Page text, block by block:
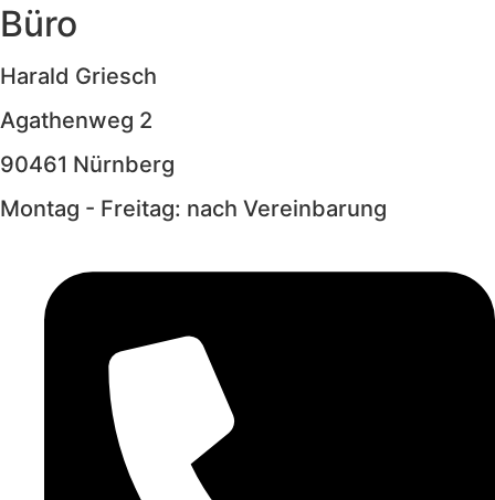
Büro
Harald Griesch
Agathenweg 2
90461 Nürnberg
Montag - Freitag: nach Vereinbarung